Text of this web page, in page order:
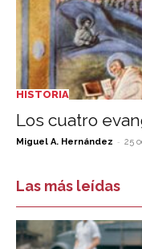
HISTORIA
Los cuatro
Miguel A. Hernández - 25
Las más leídas